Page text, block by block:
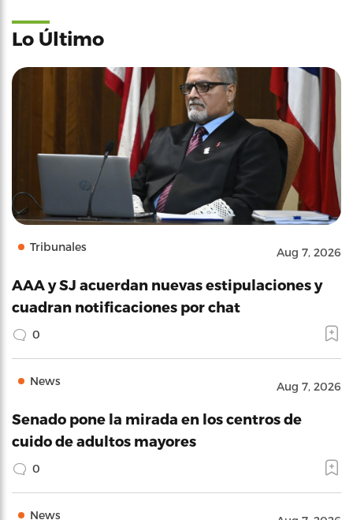
Lo Último
Tribunales Aug 7, 2026
AAA y SJ acuerdan nuevas estipulaciones y
cuadran notificaciones por chat
0
News Aug 7, 2026
Senado pone la mirada en los centros de
cuido de adultos mayores
0
News